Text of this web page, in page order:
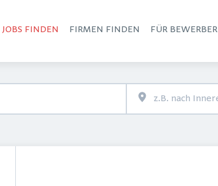
JOBS FINDEN FIRMEN FINDEN FÜR BEWERBER